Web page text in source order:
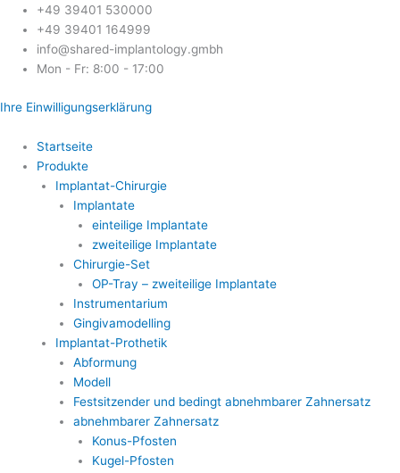
content
+49 39401 530000
+49 39401 164999
info@shared-implantology.gmbh
Mon - Fr: 8:00 - 17:00
Ihre Einwilligungserklärung
Startseite
Produkte
Implantat-Chirurgie
Implantate
einteilige Implantate
zweiteilige Implantate
Chirurgie-Set
OP-Tray – zweiteilige Implantate
Instrumentarium
Gingivamodelling
Implantat-Prothetik
Abformung
Modell
Festsitzender und bedingt abnehmbarer Zahnersatz
abnehmbarer Zahnersatz
Konus-Pfosten
Kugel-Pfosten